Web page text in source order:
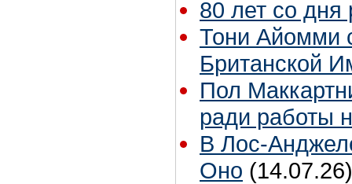
80 лет со
Тони Айомми
Британской
Пол
ради работы
В Лос-
Оно (14.07.26)